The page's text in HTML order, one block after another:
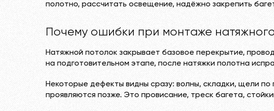
полотно, рассчитать освещение, надёжно закрепить
Почему ошибки при монтаже
Натяжной потолок закрывает базовое перекрытие,
на подготовительном этапе, после натяжки полотна
Некоторые дефекты видны сразу: волны, складки, щели по
проявляются позже. Это провисание, треск багета,